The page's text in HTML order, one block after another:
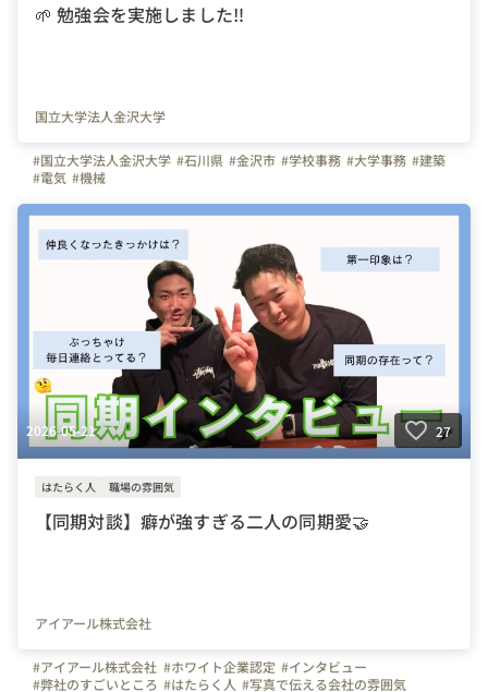
🌱 勉強会を実施しました‼
国立大学法人金沢大学
#国立大学法人金沢大学 #石川県 #金沢市 #学校事務 #大学事務 #建築
#電気 #機械
2026-05-21 27
はたらく人 職場の雰囲気
【同期対談】癖が強すぎる二人の同期愛🤝
アイアール株式会社
#アイアール株式会社 #ホワイト企業認定 #インタビュー
#弊社のすごいところ #はたらく人 #写真で伝える会社の雰囲気